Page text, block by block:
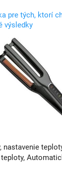
pre tých, ktorí
výsledky
nastavenie